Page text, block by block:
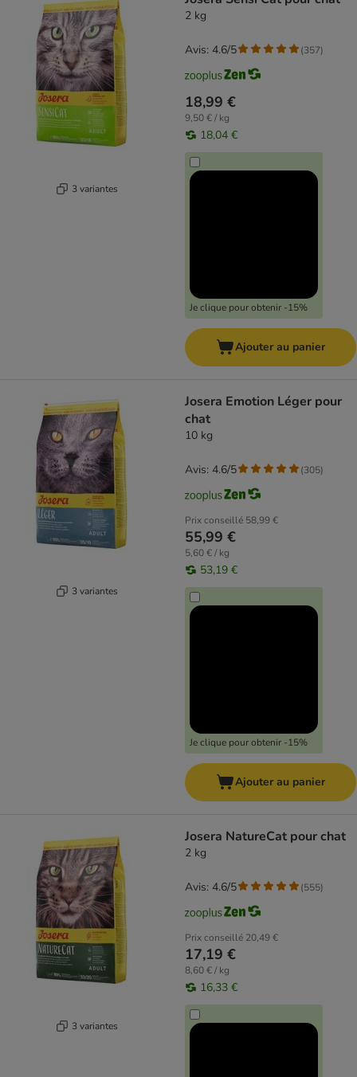
3 variantes
2 kg
18,99 €
9,50 € / kg
18,04 €
Je clique pour obtenir -15%
Avis: 4.6/5 (357)
Ajouter au panier
3 variantes
Josera Emotion Léger pour
chat
10 kg
Prix conseillé 58,99 €
55,99 €
5,60 € / kg
53,19 €
Je clique pour obtenir -15%
Avis: 4.6/5 (305)
Ajouter au panier
3 variantes
Josera NatureCat pour chat
2 kg
Prix conseillé 20,49 €
17,19 €
8,60 € / kg
16,33 €
Avis: 4.6/5 (555)